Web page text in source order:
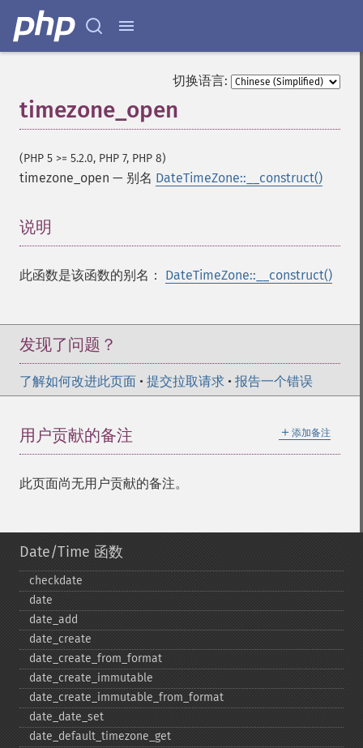
切换语言:
timezone_open
(PHP 5 >= 5.2.0, PHP 7, PHP 8)
timezone_open — 别名 DateTimeZone::__construct()
说明
此函数是该函数的别名： DateTimeZone::__construct()
发现了问题？
了解如何改进此页面 • 提交拉取请求 • 报告一个错误
＋ 添加备注
用户贡献的备注
此页面尚无用户贡献的备注。
Date/Time 函数
checkdate
date
date_​add
date_​create
date_​create_​from_​format
date_​create_​immutable
date_​create_​immutable_​from_​format
date_​date_​set
date_​default_​timezone_​get